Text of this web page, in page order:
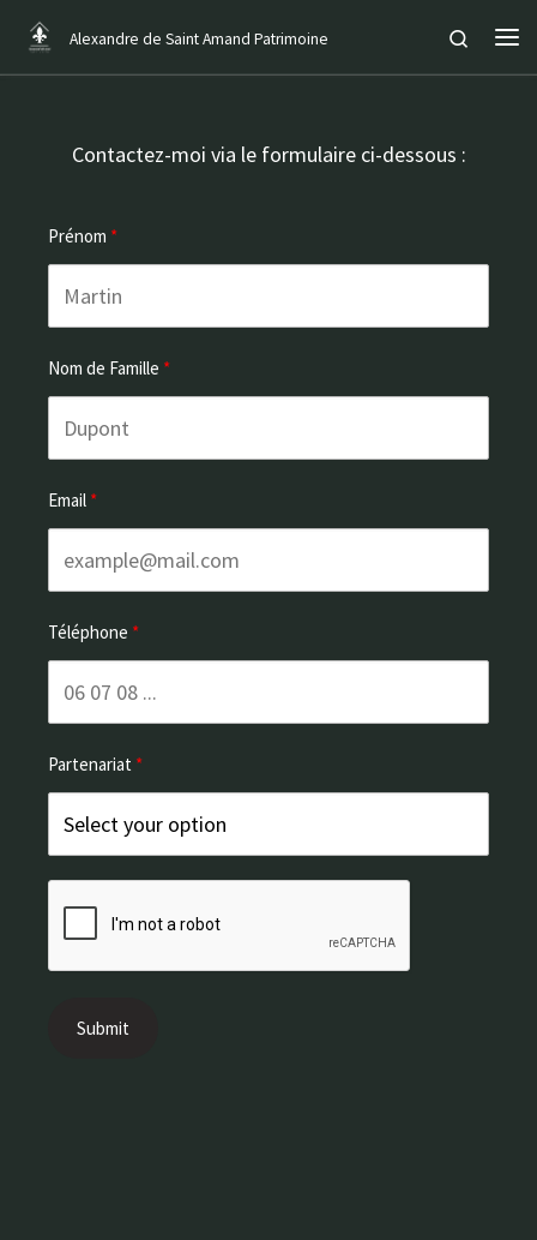
Passer au contenu
Alexandre de Saint Amand Patrimoine
Search
Contactez-moi via le formulaire ci-dessous :
Prénom
Nom de Famille
Email
Téléphone
Partenariat
Submit